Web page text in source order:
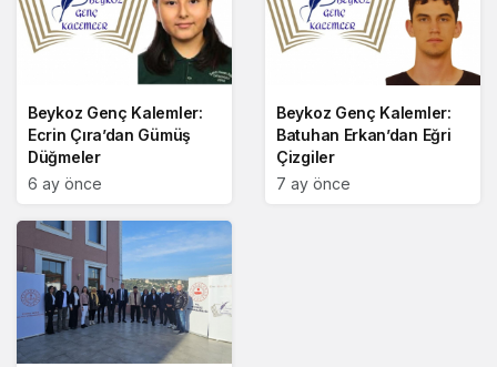
Beykoz Genç Kalemler:
Ecrin Çıra’dan Gümüş
Düğmeler
6 ay önce
Beykoz Genç Kalemler:
Batuhan Erkan’dan Eğri
Çizgiler
7 ay önce